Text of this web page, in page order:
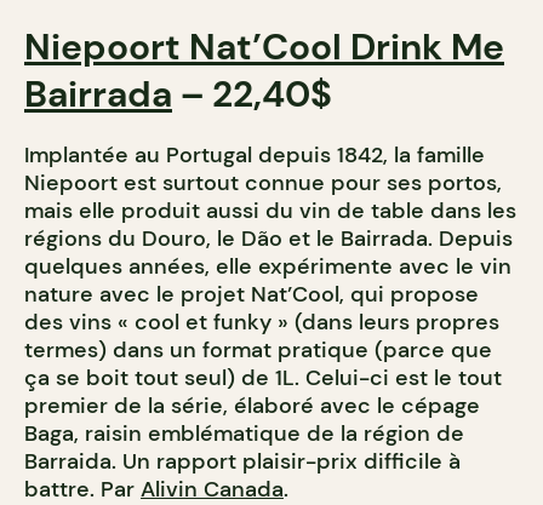
Niepoort Nat’Cool Drink Me
Bairrada – 22,40$
Implantée au Portugal depuis 1842, la famille
Niepoort est surtout connue pour ses portos,
mais elle produit aussi du vin de table dans les
régions du Douro, le Dão et le Bairrada. Depuis
quelques années, elle expérimente avec le vin
nature avec le projet Nat’Cool, qui propose
des vins « cool et funky » (dans leurs propres
termes) dans un format pratique (parce que
ça se boit tout seul) de 1L. Celui-ci est le tout
premier de la série, élaboré avec le cépage
Baga, raisin emblématique de la région de
Barraida. Un rapport plaisir-prix difficile à
battre. Par Alivin Canada.